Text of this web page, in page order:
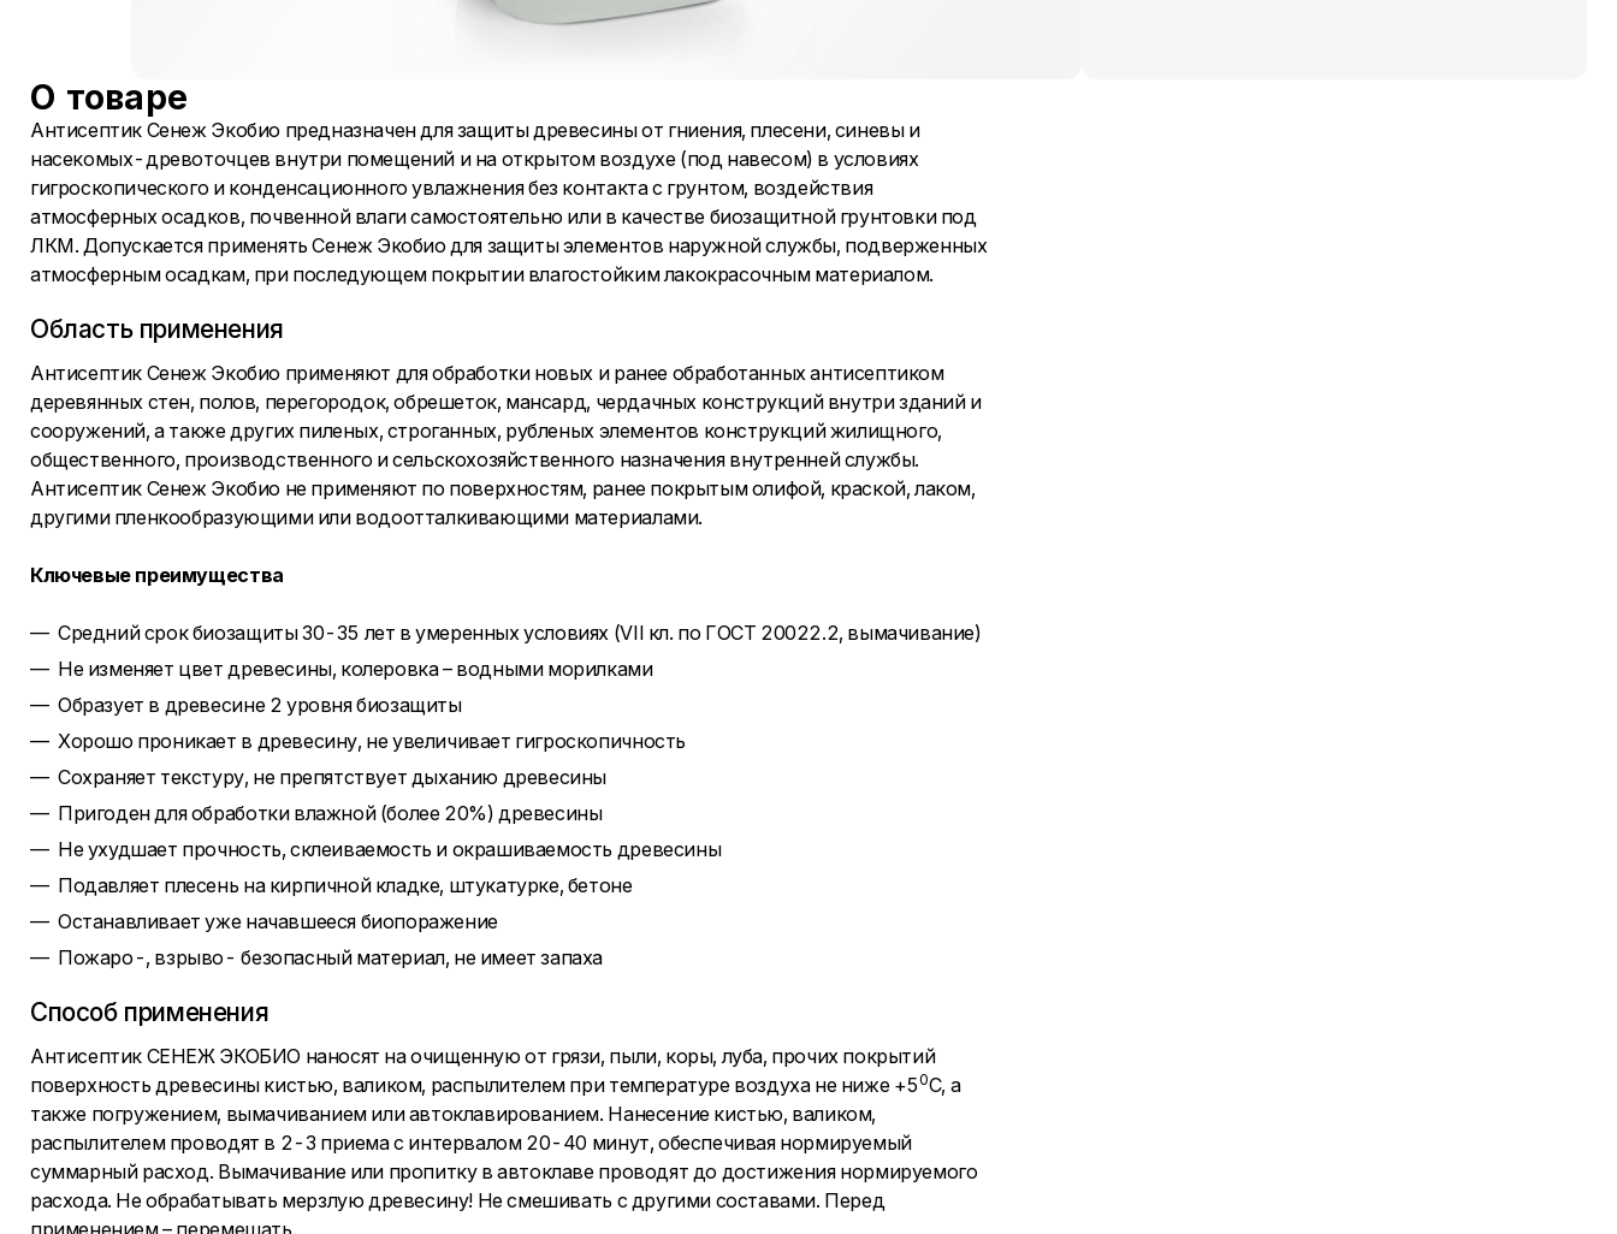
О товаре
Антисептик Сенеж Экобио предназначен для защиты древесины от гниения, плесени, синевы и
насекомых-древоточцев внутри помещений и на открытом воздухе (под навесом) в условиях
гигроскопического и конденсационного увлажнения без контакта с грунтом, воздействия
атмосферных осадков, почвенной влаги самостоятельно или в качестве биозащитной грунтовки под
ЛКМ. Допускается применять Сенеж Экобио для защиты элементов наружной службы, подверженных
атмосферным осадкам, при последующем покрытии влагостойким лакокрасочным материалом.
Область применения
Антисептик Сенеж Экобио применяют для обработки новых и ранее обработанных антисептиком
деревянных стен, полов, перегородок, обрешеток, мансард, чердачных конструкций внутри зданий и
сооружений, а также других пиленых, строганных, рубленых элементов конструкций жилищного,
общественного, производственного и сельскохозяйственного назначения внутренней службы.
Антисептик Сенеж Экобио не применяют по поверхностям, ранее покрытым олифой, краской, лаком,
другими пленкообразующими или водоотталкивающими материалами.
Ключевые преимущества
Средний срок биозащиты 30-35 лет в умеренных условиях (VII кл. по ГОСТ 20022.2, вымачивание)
Не изменяет цвет древесины, колеровка – водными морилками
Образует в древесине 2 уровня биозащиты
Хорошо проникает в древесину, не увеличивает гигроскопичность
Сохраняет текстуру, не препятствует дыханию древесины
Пригоден для обработки влажной (более 20%) древесины
Не ухудшает прочность, склеиваемость и окрашиваемость древесины
Подавляет плесень на кирпичной кладке, штукатурке, бетоне
Останавливает уже начавшееся биопоражение
Пожаро-, взрыво- безопасный материал, не имеет запаха
Способ применения
Антисептик СЕНЕЖ ЭКОБИО наносят на очищенную от грязи, пыли, коры, луба, прочих покрытий
поверхность древесины кистью, валиком, распылителем при температуре воздуха не ниже +50С, а
также погружением, вымачиванием или автоклавированием. Нанесение кистью, валиком,
распылителем проводят в 2-3 приема с интервалом 20-40 минут, обеспечивая нормируемый
суммарный расход. Вымачивание или пропитку в автоклаве проводят до достижения нормируемого
расхода. Не обрабатывать мерзлую древесину! Не смешивать с другими составами. Перед
применением – перемешать.